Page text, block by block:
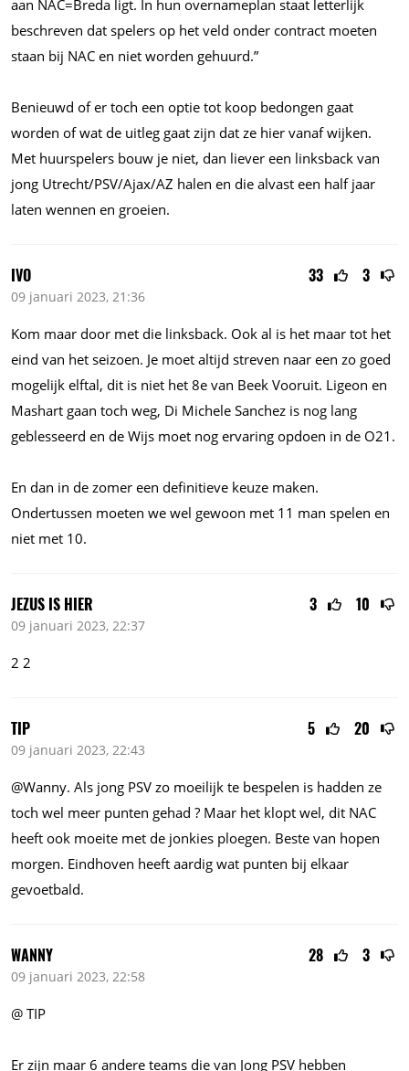
aan NAC=Breda ligt. In hun overnameplan staat letterlijk
beschreven dat spelers op het veld onder contract moeten
staan bij NAC en niet worden gehuurd.”
Benieuwd of er toch een optie tot koop bedongen gaat
worden of wat de uitleg gaat zijn dat ze hier vanaf wijken.
Met huurspelers bouw je niet, dan liever een linksback van
jong Utrecht/PSV/Ajax/AZ halen en die alvast een half jaar
laten wennen en groeien.
33 3
IVO
09 januari 2023, 21:36
Kom maar door met die linksback. Ook al is het maar tot het
eind van het seizoen. Je moet altijd streven naar een zo goed
mogelijk elftal, dit is niet het 8e van Beek Vooruit. Ligeon en
Mashart gaan toch weg, Di Michele Sanchez is nog lang
geblesseerd en de Wijs moet nog ervaring opdoen in de O21.
En dan in de zomer een definitieve keuze maken.
Ondertussen moeten we wel gewoon met 11 man spelen en
niet met 10.
3 10
JEZUS IS HIER
09 januari 2023, 22:37
2 2
5 20
TIP
09 januari 2023, 22:43
@Wanny. Als jong PSV zo moeilijk te bespelen is hadden ze
toch wel meer punten gehad ? Maar het klopt wel, dit NAC
heeft ook moeite met de jonkies ploegen. Beste van hopen
morgen. Eindhoven heeft aardig wat punten bij elkaar
gevoetbald.
28 3
WANNY
09 januari 2023, 22:58
@ TIP
Er zijn maar 6 andere teams die van Jong PSV hebben